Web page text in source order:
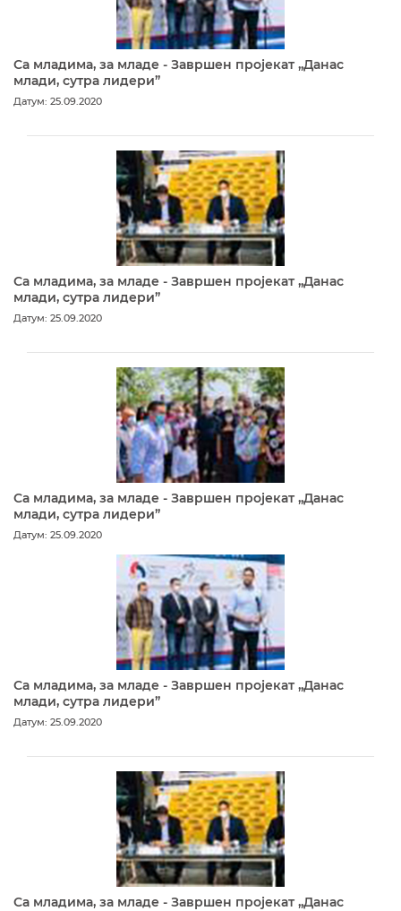
Са младима, за младе - Завршен пројекат „Данас
млади, сутра лидери”
Датум: 25.09.2020
Са младима, за младе - Завршен пројекат „Данас
млади, сутра лидери”
Датум: 25.09.2020
Са младима, за младе - Завршен пројекат „Данас
млади, сутра лидери”
Датум: 25.09.2020
Са младима, за младе - Завршен пројекат „Данас
млади, сутра лидери”
Датум: 25.09.2020
Са младима, за младе - Завршен пројекат „Данас